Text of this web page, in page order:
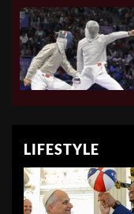
LIFESTYLE